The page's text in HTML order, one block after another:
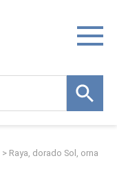
> Raya, dorado Sol, orna